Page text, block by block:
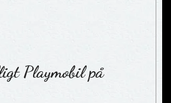
Playmobil på